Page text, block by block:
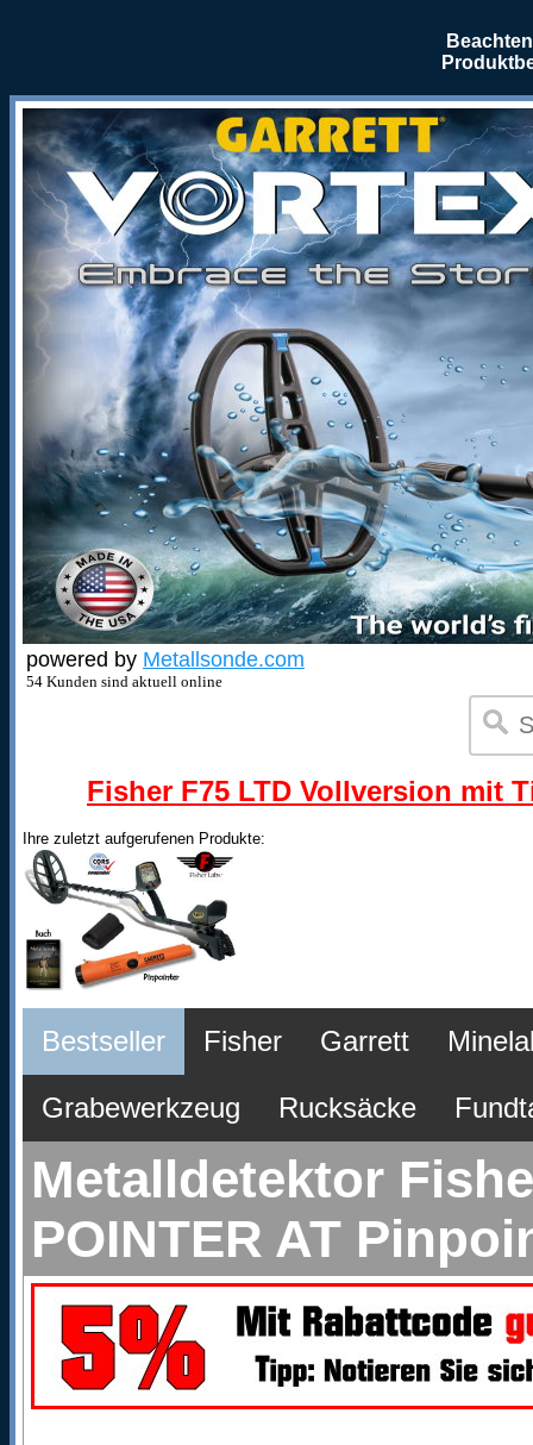
powered by Metallsonde.com
54 Kunden sind aktuell online
Fisher F75 LTD Vollversion mit
Ihre zuletzt aufgerufenen Produkte:
Bestseller Fisher Garrett
Grabewerkzeug Rucksäcke
Metalldetektor
POINTER AT